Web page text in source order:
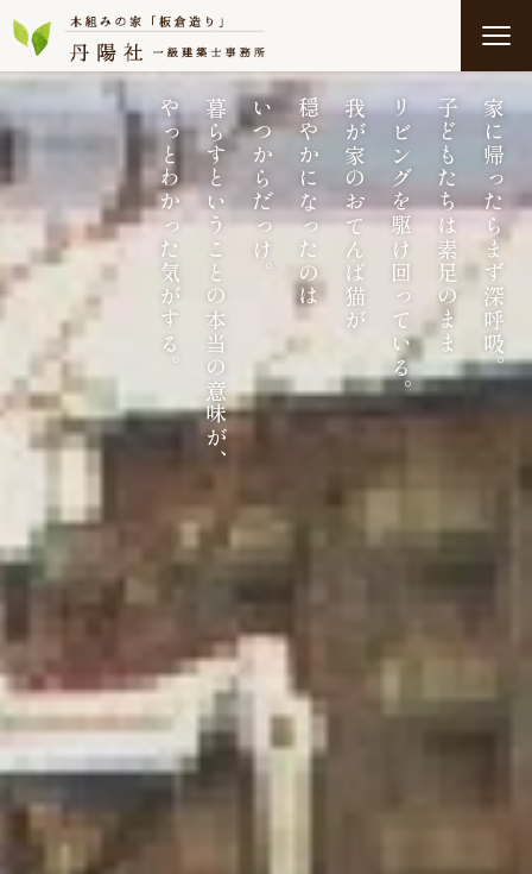
家に帰ったらまず深呼吸。
子どもたちは素足のまま
リビングを駆け回っている。
我が家のおてんば猫が
穏やかになったのは
いつからだっけ。
暮らすということの本当の意味が、
やっとわかった気がする。